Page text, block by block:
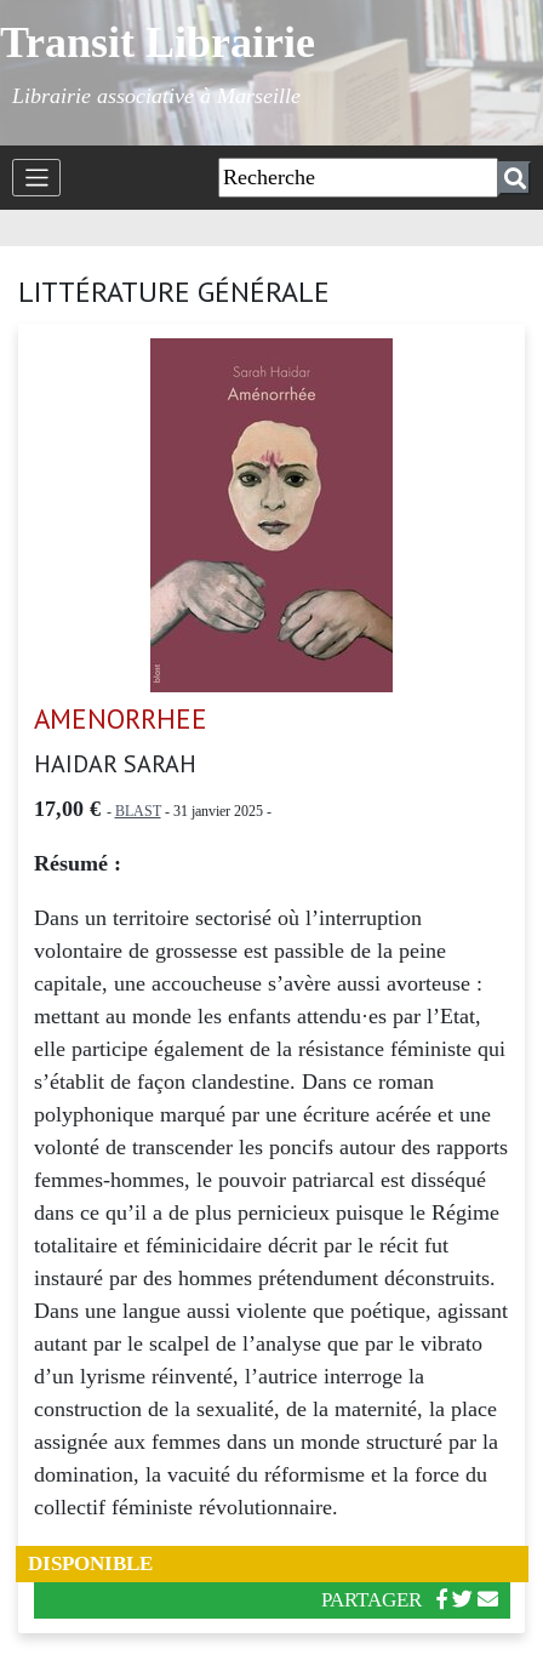
Transit Librairie
Librairie associative à Marseille
LITTÉRATURE GÉNÉRALE
AMENORRHEE
HAIDAR SARAH
17,00 € - BLAST- 31 janvier 2025 -
Résumé :
Dans un territoire sectorisé où l’interruption
volontaire de grossesse est passible de la peine
capitale, une accoucheuse s’avère aussi avorteuse :
mettant au monde les enfants attendu·es par l’Etat,
elle participe également de la résistance féministe qui
s’établit de façon clandestine. Dans ce roman
polyphonique marqué par une écriture acérée et une
volonté de transcender les poncifs autour des rapports
femmes-hommes, le pouvoir patriarcal est disséqué
dans ce qu’il a de plus pernicieux puisque le Régime
totalitaire et féminicidaire décrit par le récit fut
instauré par des hommes prétendument déconstruits.
Dans une langue aussi violente que poétique, agissant
autant par le scalpel de l’analyse que par le vibrato
d’un lyrisme réinventé, l’autrice interroge la
construction de la sexualité, de la maternité, la place
assignée aux femmes dans un monde structuré par la
domination, la vacuité du réformisme et la force du
collectif féministe révolutionnaire.
DISPONIBLE
PARTAGER